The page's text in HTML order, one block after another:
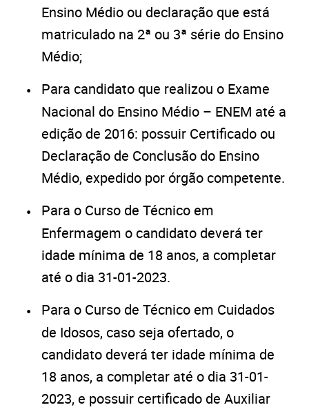
Ensino Médio ou declaração que está
matriculado na 2ª ou 3ª série do Ensino
Médio;
Para candidato que realizou o Exame
Nacional do Ensino Médio – ENEM até a
edição de 2016: possuir Certificado ou
Declaração de Conclusão do Ensino
Médio, expedido por órgão competente.
Para o Curso de Técnico em
Enfermagem o candidato deverá ter
idade mínima de 18 anos, a completar
até o dia 31-01-2023.
Para o Curso de Técnico em Cuidados
de Idosos, caso seja ofertado, o
candidato deverá ter idade mínima de
18 anos, a completar até o dia 31-01-
2023, e possuir certificado de Auxiliar